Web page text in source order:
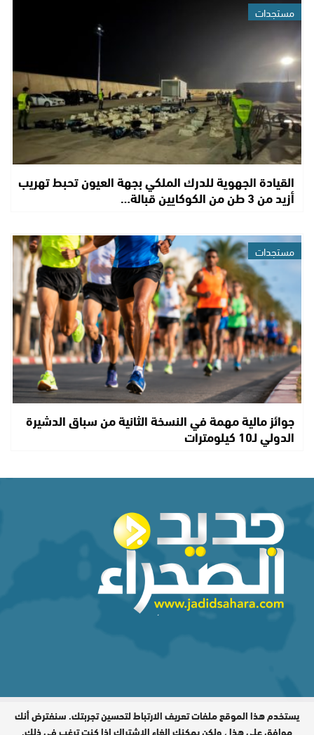
مستجدات
القيادة الجهوية للدرك الملكي بجهة العيون تحبط تهريب
أزيد من 3 طن من الكوكايين قبالة…
مستجدات
جوائز مالية مهمة في النسخة الثانية من سباق الدشيرة
الدولي لـ10 كيلومترات
المدير المسؤول : اشكيريد مصطفى /
جميع الحقوق محفوظة © 2026
يستخدم هذا الموقع ملفات تعريف الارتباط لتحسين تجربتك. سنفترض أنك